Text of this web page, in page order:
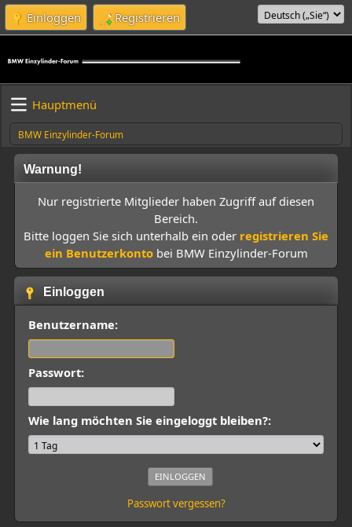
Einloggen Registrieren
Hauptmenü
BMW Einzylinder-Forum
Warnung!
Nur registrierte Mitglieder haben Zugriff auf diesen
Bereich.
Bitte loggen Sie sich unterhalb ein oder registrieren Sie
ein Benutzerkontobei BMW Einzylinder-Forum
Einloggen
Benutzername:
Passwort:
Wie lang möchten Sie eingeloggt bleiben?:
Passwort vergessen?